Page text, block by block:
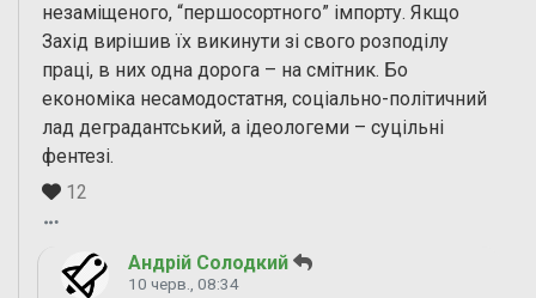
незаміщеного, “першосортного” імпорту. Якщо
Захід вирішив їх викинути зі свого розподілу
праці, в них одна дорога – на смітник. Бо
економіка несамодостатня, соціально-політичний
лад деградантський, а ідеологеми – суцільні
фентезі.
12
Андрій Солодкий
10 черв., 08:34